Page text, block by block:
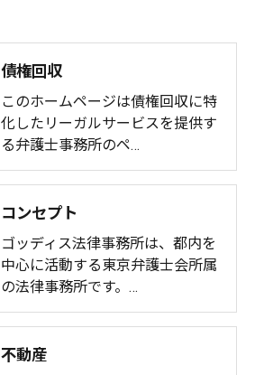
債権回収
このホームページは債権回収に特
化したリーガルサービスを提供す
る弁護士事務所のペ…
コンセプト
ゴッディス法律事務所は、都内を
中心に活動する東京弁護士会所属
の法律事務所です。…
不動産